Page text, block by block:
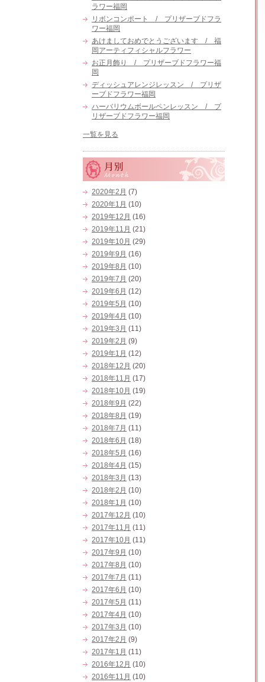
ラワー福岡
リボンコンポート / プリザーブドフラ
ワー福岡
あけましておめでとうございます / 福
岡アーティフィシャルフラワー
お正月飾り / プリザーブドフラワー福
岡
ディッシュアレンジレッスン / プリザ
ーブドフラワー福岡
ハーバリウムボールペンレッスン / プ
リザーブドフラワー福岡
一覧を見る
2020年2月 (7)
2020年1月 (10)
2019年12月 (16)
2019年11月 (21)
2019年10月 (29)
2019年9月 (16)
2019年8月 (10)
2019年7月 (20)
2019年6月 (12)
2019年5月 (10)
2019年4月 (10)
2019年3月 (11)
2019年2月 (9)
2019年1月 (12)
2018年12月 (20)
2018年11月 (17)
2018年10月 (19)
2018年9月 (22)
2018年8月 (19)
2018年7月 (11)
2018年6月 (18)
2018年5月 (16)
2018年4月 (15)
2018年3月 (13)
2018年2月 (10)
2018年1月 (10)
2017年12月 (10)
2017年11月 (11)
2017年10月 (11)
2017年9月 (10)
2017年8月 (10)
2017年7月 (11)
2017年6月 (10)
2017年5月 (11)
2017年4月 (10)
2017年3月 (10)
2017年2月 (9)
2017年1月 (11)
2016年12月 (10)
2016年11月 (10)